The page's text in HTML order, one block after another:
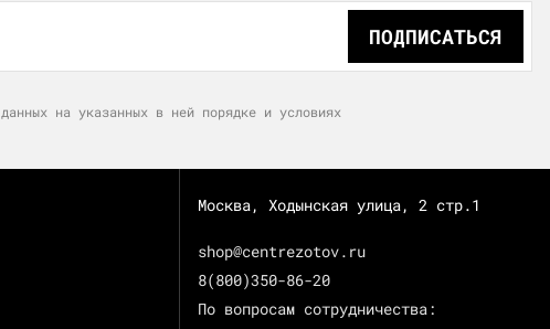
ПОДПИСАТЬСЯ
на указанных в ней порядке и условиях
Москва, Ходынская улица, 2 стр.1
shop@centrezotov.ru
8(800)350-86-20
По вопросам сотрудничества: